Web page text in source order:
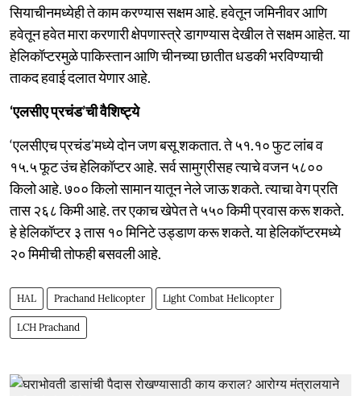
सियाचीनमध्येही ते काम करण्यास सक्षम आहे. हवेतून जमिनीवर आणि
हवेतून हवेत मारा करणारी क्षेपणास्त्रे डागण्यास देखील ते सक्षम आहेत. या
हेलिकॉप्टरमुळे पाकिस्तान आणि चीनच्या छातीत धडकी भरविण्याची
ताकद हवाई दलात येणार आहे.
‘एलसीए प्रचंड’ची वैशिष्ट्ये
‘एलसीएच प्रचंड’मध्ये दोन जण बसू शकतात. ते ५१.१० फुट लांब व
१५.५ फूट उंच हेलिकॉप्टर आहे. सर्व सामुग्रीसह त्याचे वजन ५८००
किलो आहे. ७०० किलो सामान यातून नेले जाऊ शकते. त्याचा वेग प्रति
तास २६८ किमी आहे. तर एकाच खेपेत ते ५५० किमी प्रवास करू शकते.
हे हेलिकॉप्टर ३ तास १० मिनिटे उड्डाण करू शकते. या हेलिकॉप्टरमध्ये
२० मिमीची तोफही बसवली आहे.
HAL Prachand Helicopter Light Combat Helicopter
LCH Prachand